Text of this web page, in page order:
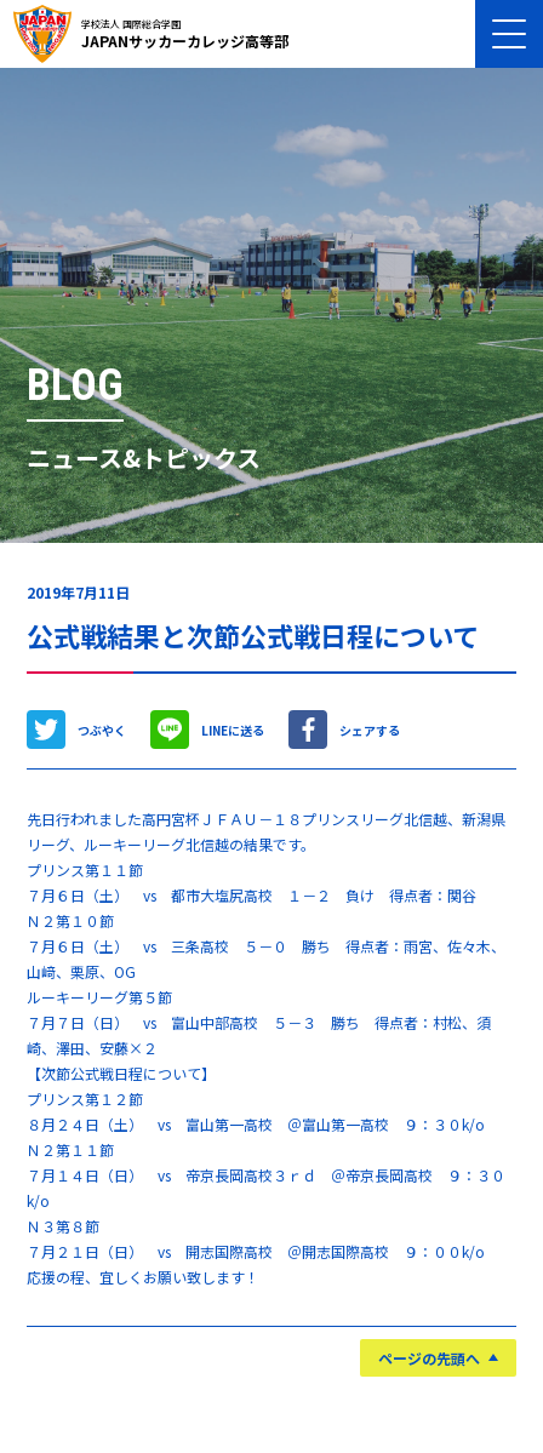
学校法人 国際総合学園
JAPANサッカーカレッジ高等部
BLOG
ニュース&トピックス
2019年7月11日
公式戦結果と次節公式戦日程について
つぶやく LINEに送る シェアする
先日行われました高円宮杯ＪＦＡＵ－１８プリンスリーグ北信越、新潟県
リーグ、ルーキーリーグ北信越の結果です。
プリンス第１１節
７月６日（土） vs 都市大塩尻高校 １－２ 負け 得点者：関谷
Ｎ２第１０節
７月６日（土） vs 三条高校 ５－０ 勝ち 得点者：雨宮、佐々木、
山﨑、栗原、OG
ルーキーリーグ第５節
７月７日（日） vs 富山中部高校 ５－３ 勝ち 得点者：村松、須
崎、澤田、安藤×２
【次節公式戦日程について】
プリンス第１２節
８月２４日（土） vs 富山第一高校 ＠富山第一高校 ９：３０k/o
Ｎ２第１１節
７月１４日（日） vs 帝京長岡高校３ｒｄ ＠帝京長岡高校 ９：３０
k/o
Ｎ３第８節
７月２１日（日） vs 開志国際高校 ＠開志国際高校 ９：００k/o
応援の程、宜しくお願い致します！
ページの先頭へ